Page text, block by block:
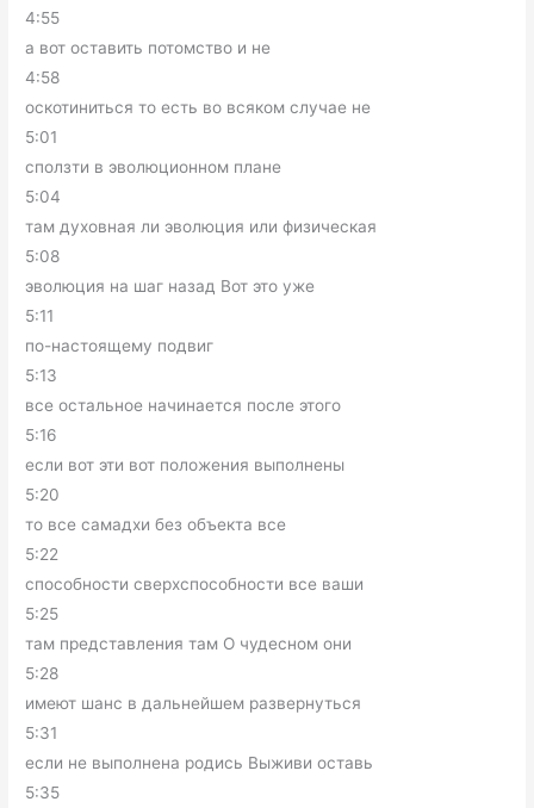
4:55
а вот оставить потомство и не
4:58
оскотиниться то есть во всяком случае не
5:01
сползти в эволюционном плане
5:04
там духовная ли эволюция или физическая
5:08
эволюция на шаг назад Вот это уже
5:11
по-настоящему подвиг
5:13
все остальное начинается после этого
5:16
если вот эти вот положения выполнены
5:20
то все самадхи без объекта все
5:22
способности сверхспособности все ваши
5:25
там представления там О чудесном они
5:28
имеют шанс в дальнейшем развернуться
5:31
если не выполнена родись Выживи оставь
5:35